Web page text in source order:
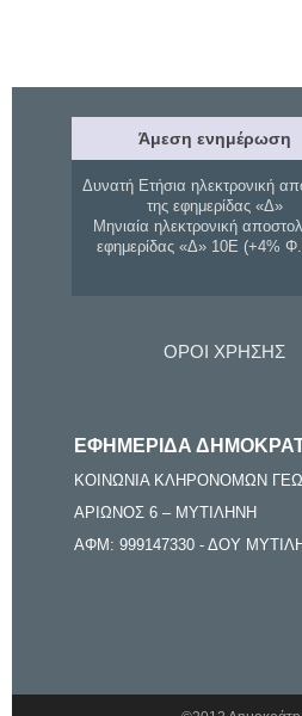
Άμεση ενημέρωση
Δυνατή Ετήσια ηλεκτρονική
της εφημερίδας «Δ»
Μηνιαία ηλεκτρονική
εφημερίδας «Δ» 10Ε (+4%
ΟΡΟΙ ΧΡΗΣΗΣ
ΕΦΗΜΕΡΙΔΑ
ΚΟΙΝΩΝΙΑ ΚΛΗΡΟΝΟΜΩΝ
ΑΡΙΩΝΟΣ 6 – ΜΥΤΙΛΗΝΗ
ΑΦΜ: 999147330 - ΔΟΥ